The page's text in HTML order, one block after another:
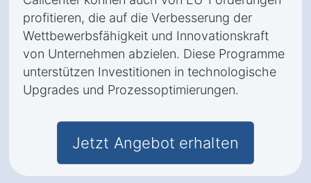
profitieren, die auf die Verbesserung der
Wettbewerbsfähigkeit und Innovationskraft
von Unternehmen abzielen. Diese Programme
unterstützen Investitionen in technologische
Upgrades und Prozessoptimierungen.
Jetzt Angebot erhalten